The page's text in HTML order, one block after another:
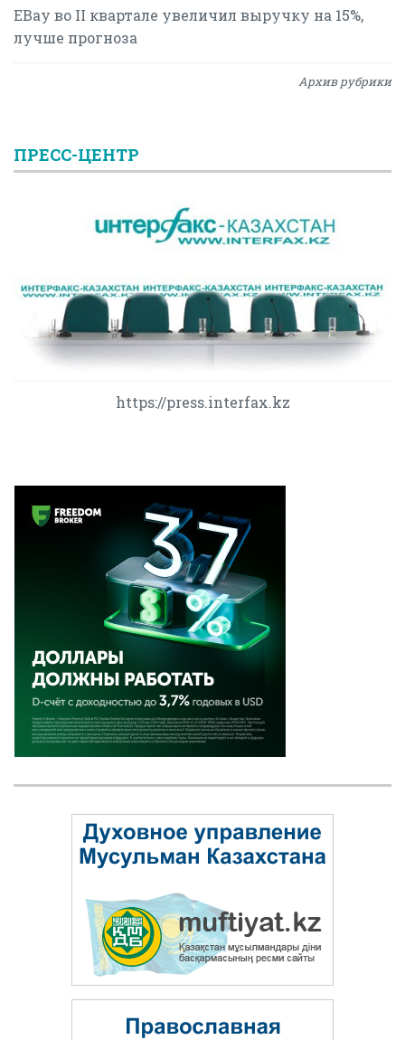
EBay во II квартале увеличил выручку на 15%,
лучше прогноза
Архив рубрики
ПРЕСС-ЦЕНТР
https://press.interfax.kz